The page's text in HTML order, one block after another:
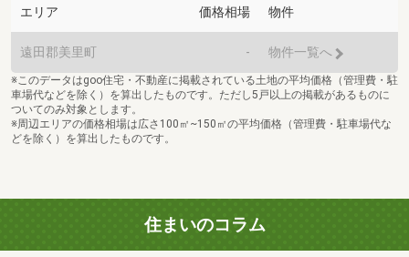
エリア 価格相場 物件
遠田郡美里町 - 物件一覧へ
※このデータはgoo住宅・不動産に掲載されている土地の平均価格（管理費・駐
車場代などを除く）を算出したものです。ただし5戸以上の掲載があるものに
ついてのみ対象とします。
※周辺エリアの価格相場は広さ100㎡~150㎡の平均価格（管理費・駐車場代な
どを除く）を算出したものです。
住まいのコラム